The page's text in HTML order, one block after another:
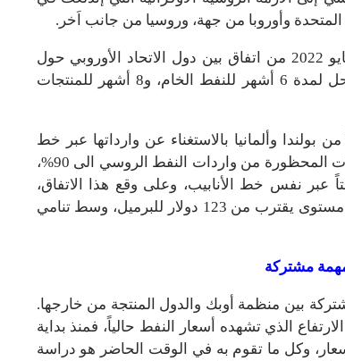
وكان اَخر الخطوات المتخذه في هذا الاتجاه ما تم في نهاية شهر مايو 2022 من اتفاق بين دول الاتحاد الأوروبي حول
خطة تقضي بحظر واردات النفط الروسية المنقولة بحراً على مراحل لمدة 6 أشهر للنفط الخام، و8 أشهر للمنتجات
وألمانيا بالاستغناء عن وارداتها عبر خط
أنابيب Druzhba بحلول نهاية عام 2022، مما يعني رفع إجمالي الكميات المحظورة من واردات النفط الروسي الى 90%،
مؤقتاً عبر نفس خط الأنابيب، وعلى وقع هذا الاتفاق،
ارتفعت أسعار العقود الاَجلة لخام برنت تسليم شهر يوليو 2022 إلى مستوى يقترب من 123 دولار للبرميل، وسط تنامي
مشتركة
بين منظمة أوبك والدول المنتجة من خارجها.
الذي تشهده أسعار النفط حالياً، فمنذ بداية
وكل ما تقوم به في الوقت الحاضر هو دراسة